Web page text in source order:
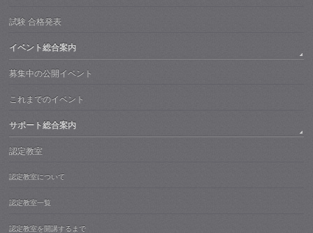
試験 合格発表
イベント総合案内
募集中の公開イベント
これまでのイベント
サポート総合案内
認定教室
認定教室について
認定教室一覧
認定教室を開講するまで